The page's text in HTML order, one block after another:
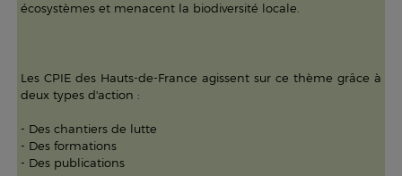
écosystèmes et menacent la biodiversité locale.
Les CPIE des Hauts-de-France agissent sur ce thème grâce à
deux types d'action :
- Des chantiers de lutte
- Des formations
- Des publications